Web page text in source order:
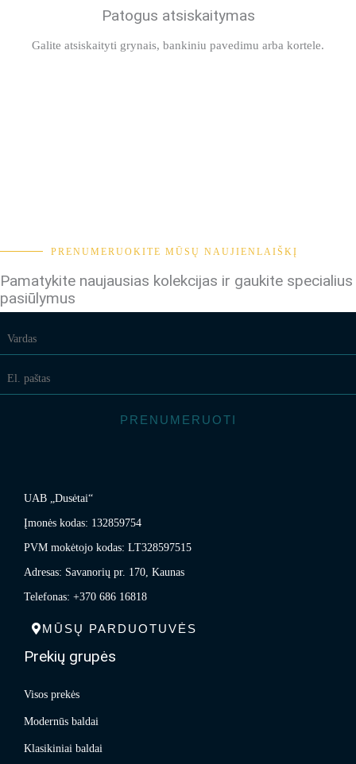
Patogus atsiskaitymas
Galite atsiskaityti grynais, bankiniu pavedimu arba kortele.
PRENUMERUOKITE MŪSŲ NAUJIENLAIŠKĮ
Pamatykite naujausias kolekcijas ir gaukite specialius
pasiūlymus
PRENUMERUOTI
UAB „Dusėtai“
Įmonės kodas: 132859754
PVM mokėtojo kodas: LT328597515
Adresas: Savanorių pr. 170, Kaunas
Telefonas: +370 686 16818
MŪSŲ PARDUOTUVĖS
Prekių grupės
Visos prekės
Modernūs baldai
Klasikiniai baldai